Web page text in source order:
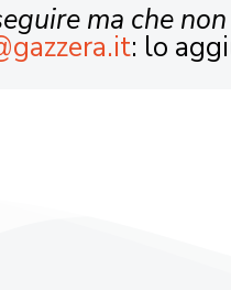
ma che
: lo